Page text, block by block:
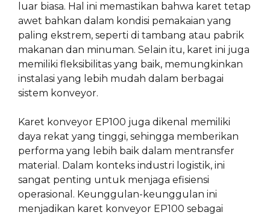
luar biasa. Hal ini memastikan bahwa karet tetap
awet bahkan dalam kondisi pemakaian yang
paling ekstrem, seperti di tambang atau pabrik
makanan dan minuman. Selain itu, karet ini juga
memiliki fleksibilitas yang baik, memungkinkan
instalasi yang lebih mudah dalam berbagai
sistem konveyor.
Karet konveyor EP100 juga dikenal memiliki
daya rekat yang tinggi, sehingga memberikan
performa yang lebih baik dalam mentransfer
material. Dalam konteks industri logistik, ini
sangat penting untuk menjaga efisiensi
operasional. Keunggulan-keunggulan ini
menjadikan karet konveyor EP100 sebagai